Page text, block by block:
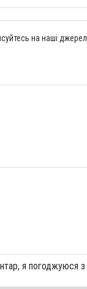
на наші
я погоджуюся з